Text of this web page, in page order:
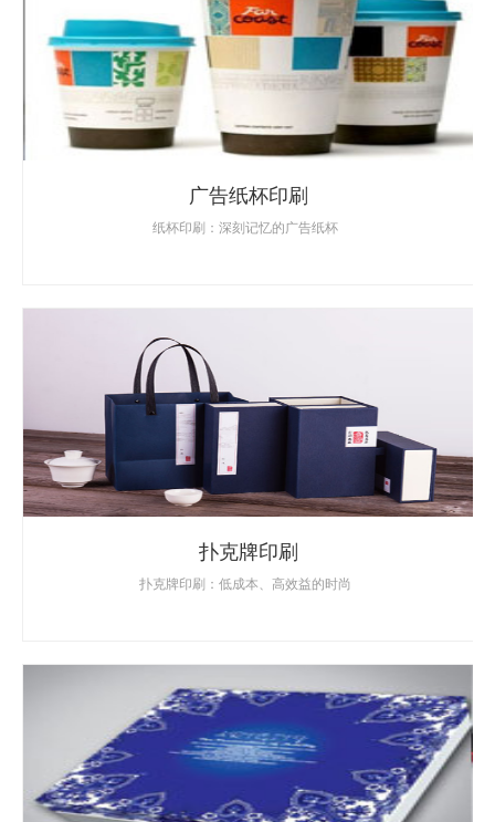
广告纸杯印刷
纸杯印刷：深刻记忆的广告纸杯
扑克牌印刷
扑克牌印刷：低成本、高效益的时尚